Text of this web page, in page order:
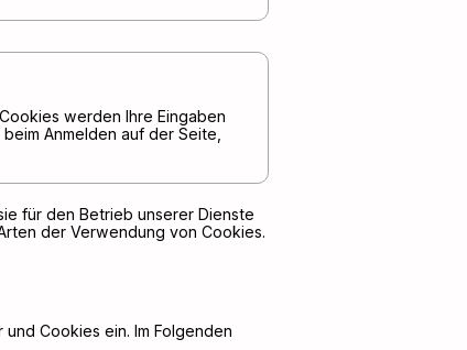
werden Ihre Eingaben
Anmelden auf der Seite,
für den Betrieb unserer Dienste
der Verwendung von Cookies.
Cookies ein. Im Folgenden